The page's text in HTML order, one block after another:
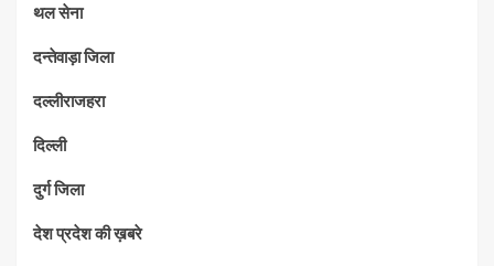
थल सेना
दन्तेवाड़ा जिला
दल्लीराजहरा
दिल्ली
दुर्ग जिला
देश प्रदेश की ख़बरे